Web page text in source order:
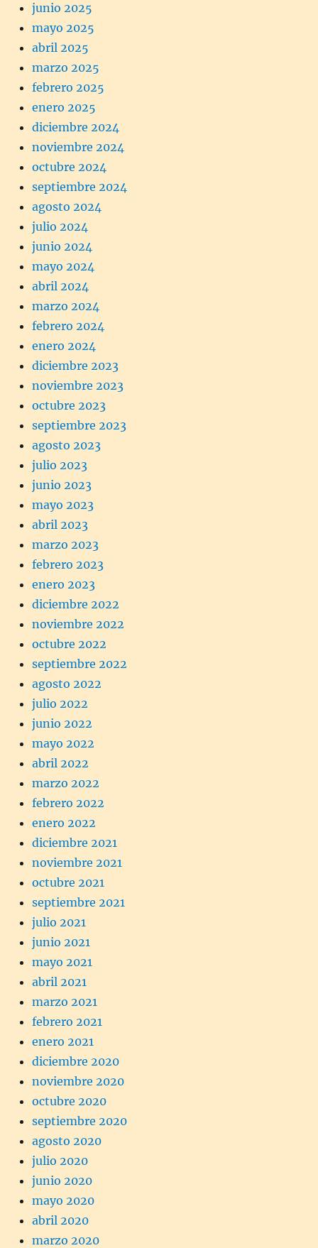
junio 2025
mayo 2025
abril 2025
marzo 2025
febrero 2025
enero 2025
diciembre 2024
noviembre 2024
octubre 2024
septiembre 2024
agosto 2024
julio 2024
junio 2024
mayo 2024
abril 2024
marzo 2024
febrero 2024
enero 2024
diciembre 2023
noviembre 2023
octubre 2023
septiembre 2023
agosto 2023
julio 2023
junio 2023
mayo 2023
abril 2023
marzo 2023
febrero 2023
enero 2023
diciembre 2022
noviembre 2022
octubre 2022
septiembre 2022
agosto 2022
julio 2022
junio 2022
mayo 2022
abril 2022
marzo 2022
febrero 2022
enero 2022
diciembre 2021
noviembre 2021
octubre 2021
septiembre 2021
julio 2021
junio 2021
mayo 2021
abril 2021
marzo 2021
febrero 2021
enero 2021
diciembre 2020
noviembre 2020
octubre 2020
septiembre 2020
agosto 2020
julio 2020
junio 2020
mayo 2020
abril 2020
marzo 2020